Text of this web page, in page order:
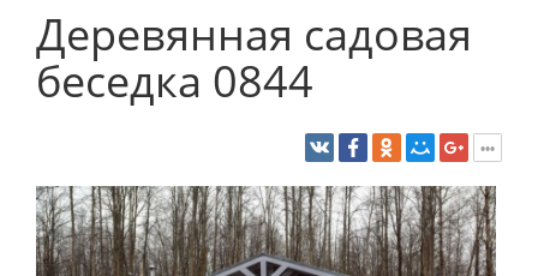
Деревянная садовая
беседка 0844